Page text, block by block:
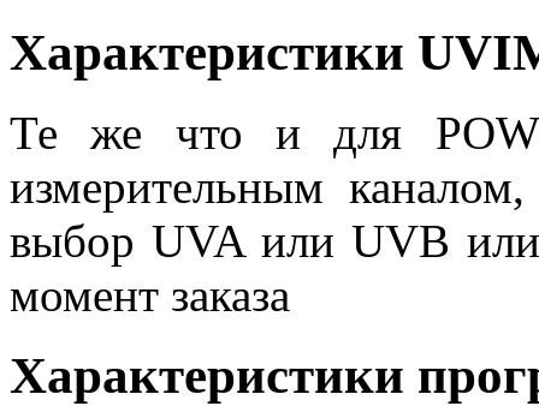
Характеристики
Те же что и для
измерительным
выбор UVA или UVB
момент заказа
Характеристики